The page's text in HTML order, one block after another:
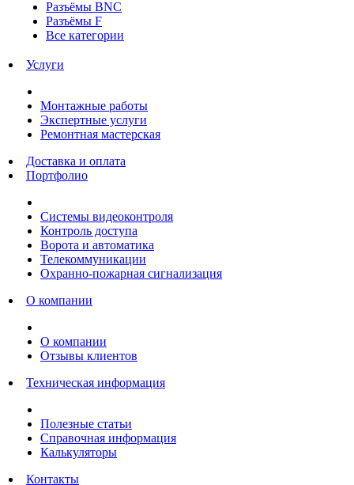
Разъёмы BNC
Разъёмы F
Все категории
Услуги
Монтажные работы
Экспертные услуги
Ремонтная мастерская
Доставка и оплата
Портфолио
Системы видеоконтроля
Контроль доступа
Ворота и автоматика
Телекоммуникации
Охранно-пожарная сигнализация
О компании
О компании
Отзывы клиентов
Техническая информация
Полезные статьи
Справочная информация
Калькуляторы
Контакты